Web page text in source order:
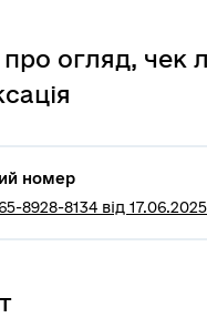
огляд, чек
номер
8928-8134 від